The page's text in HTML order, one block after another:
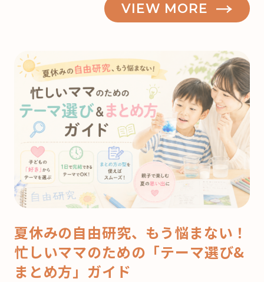
VIEW MORE
夏休みの自由研究、もう悩まない！
忙しいママのための「テーマ選び&
まとめ方」ガイド